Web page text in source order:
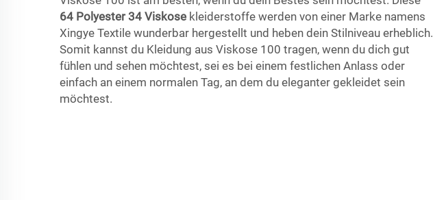
64 Polyester 34 Viskose kleiderstoffe werden von einer Marke namens
Xingye Textile wunderbar hergestellt und heben dein Stilniveau erheblich.
Somit kannst du Kleidung aus Viskose 100 tragen, wenn du dich gut
fühlen und sehen möchtest, sei es bei einem festlichen Anlass oder
einfach an einem normalen Tag, an dem du eleganter gekleidet sein
möchtest.